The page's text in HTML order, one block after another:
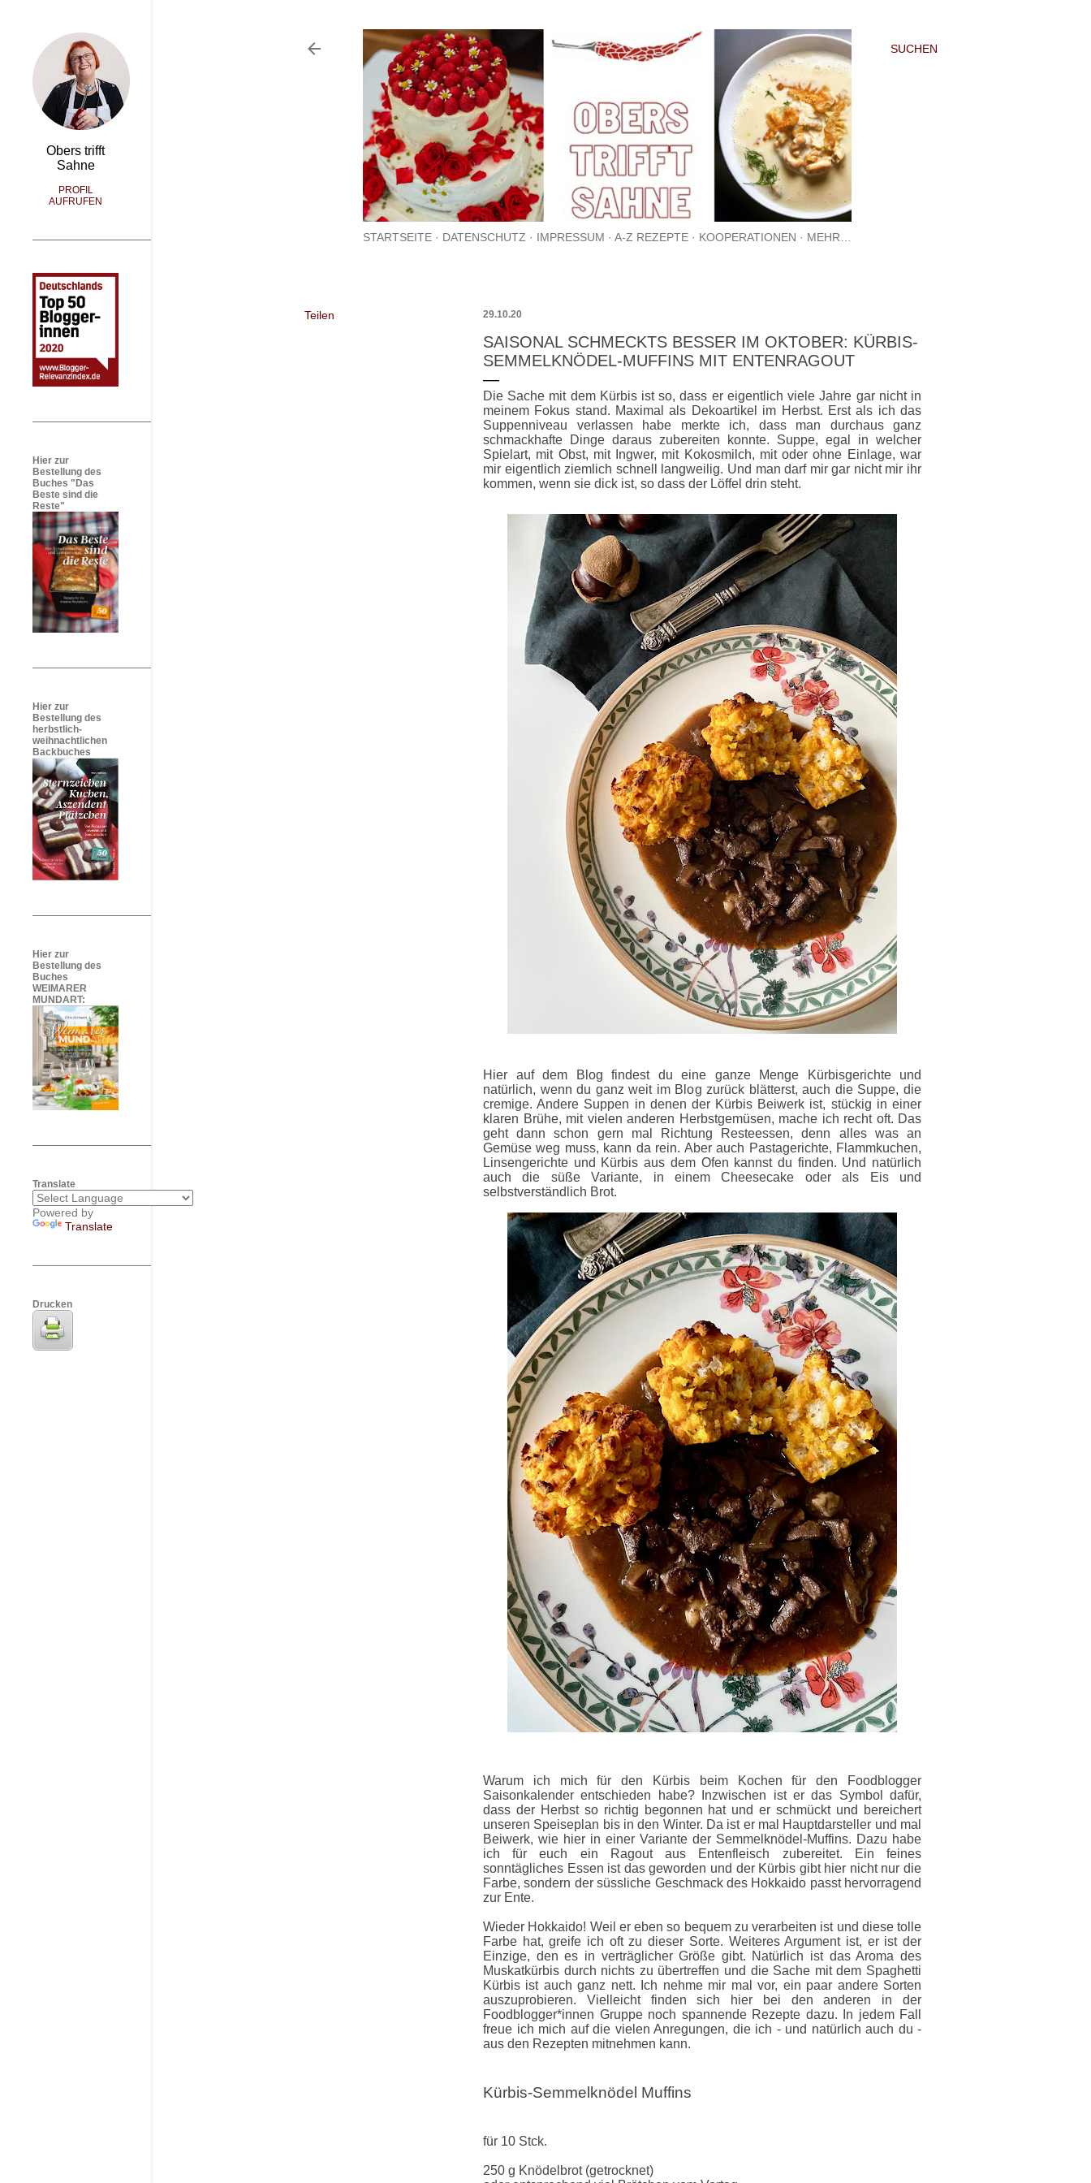
SUCHEN
STARTSEITE DATENSCHUTZ IMPRESSUM A-Z REZEPTE KOOPERATIONEN MEHR…
Teilen 29.10.20
SAISONAL SCHMECKTS BESSER IM OKTOBER: KÜRBIS-
SEMMELKNÖDEL-MUFFINS MIT ENTENRAGOUT
Die Sache mit dem Kürbis ist so, dass er eigentlich viele Jahre gar nicht in
meinem Fokus stand. Maximal als Dekoartikel im Herbst. Erst als ich das
Suppenniveau verlassen habe merkte ich, dass man durchaus ganz
schmackhafte Dinge daraus zubereiten konnte. Suppe, egal in welcher
Spielart, mit Obst, mit Ingwer, mit Kokosmilch, mit oder ohne Einlage, war
mir eigentlich ziemlich schnell langweilig. Und man darf mir gar nicht mir ihr
kommen, wenn sie dick ist, so dass der Löffel drin steht.
Hier auf dem Blog findest du eine ganze Menge Kürbisgerichte und
natürlich, wenn du ganz weit im Blog zurück blätterst, auch die Suppe, die
cremige. Andere Suppen in denen der Kürbis Beiwerk ist, stückig in einer
klaren Brühe, mit vielen anderen Herbstgemüsen, mache ich recht oft. Das
geht dann schon gern mal Richtung Resteessen, denn alles was an
Gemüse weg muss, kann da rein. Aber auch Pastagerichte, Flammkuchen,
Linsengerichte und Kürbis aus dem Ofen kannst du finden. Und natürlich
auch die süße Variante, in einem Cheesecake oder als Eis und
selbstverständlich Brot.
Warum ich mich für den Kürbis beim Kochen für den Foodblogger
Saisonkalender entschieden habe? Inzwischen ist er das Symbol dafür,
dass der Herbst so richtig begonnen hat und er schmückt und bereichert
unseren Speiseplan bis in den Winter. Da ist er mal Hauptdarsteller und mal
Beiwerk, wie hier in einer Variante der Semmelknödel-Muffins. Dazu habe
ich für euch ein Ragout aus Entenfleisch zubereitet. Ein feines
sonntägliches Essen ist das geworden und der Kürbis gibt hier nicht nur die
Farbe, sondern der süssliche Geschmack des Hokkaido passt hervorragend
zur Ente.
Wieder Hokkaido! Weil er eben so bequem zu verarbeiten ist und diese tolle
Farbe hat, greife ich oft zu dieser Sorte. Weiteres Argument ist, er ist der
Einzige, den es in verträglicher Größe gibt. Natürlich ist das Aroma des
Muskatkürbis durch nichts zu übertreffen und die Sache mit dem Spaghetti
Kürbis ist auch ganz nett. Ich nehme mir mal vor, ein paar andere Sorten
auszuprobieren. Vielleicht finden sich hier bei den anderen in der
Foodblogger*innen Gruppe noch spannende Rezepte dazu. In jedem Fall
freue ich mich auf die vielen Anregungen, die ich - und natürlich auch du -
aus den Rezepten mitnehmen kann.
Kürbis-Semmelknödel Muffins
für 10 Stck.
250 g Knödelbrot (getrocknet)
Obers trifft
Sahne
PROFIL
AUFRUFEN
Hier zur
Bestellung des
Buches "Das
Beste sind die
Reste"
Hier zur
Bestellung des
herbstlich-
weihnachtlichen
Backbuches
Hier zur
Bestellung des
Buches
WEIMARER
MUNDART:
Translate
Powered by
Translate
Drucken